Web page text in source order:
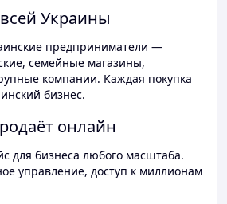
Украины
предприниматели —
семейные магазины,
компании. Каждая покупка
бизнес.
онлайн
для бизнеса любого масштаба.
управление, доступ к миллионам